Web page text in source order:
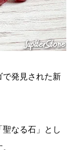
で発見された新
なる石」とし